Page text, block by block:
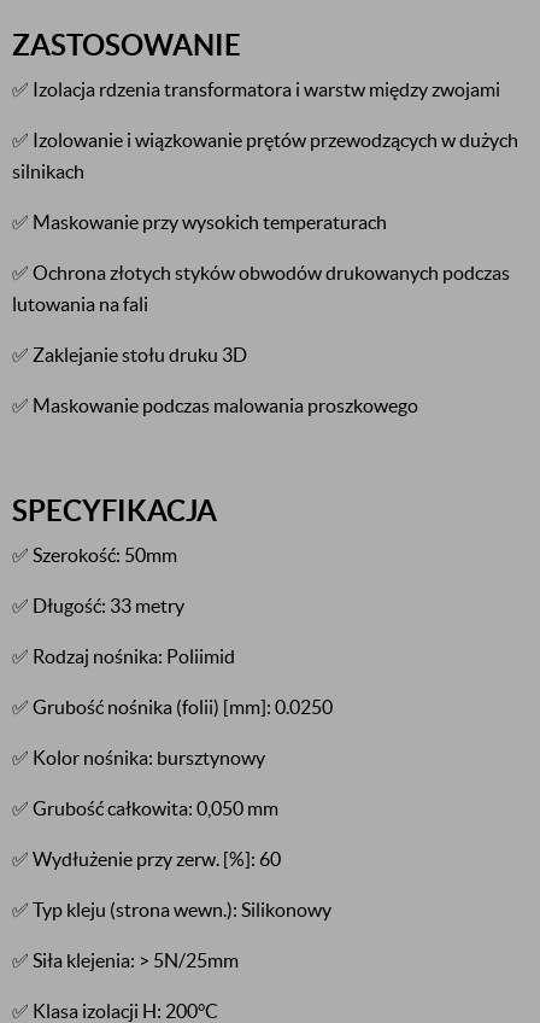
ZASTOSOWANIE
✅ Izolacja rdzenia transformatora i warstw między zwojami
✅ Izolowanie i wiązkowanie prętów przewodzących w dużych
silnikach
✅ Maskowanie przy wysokich temperaturach
✅ Ochrona złotych styków obwodów drukowanych podczas
lutowania na fali
✅ Zaklejanie stołu druku 3D
✅ Maskowanie podczas malowania proszkowego
SPECYFIKACJA
✅ Szerokość: 50mm
✅ Długość: 33 metry
✅ Rodzaj nośnika: Poliimid
✅ Grubość nośnika (folii) [mm]: 0.0250
✅ Kolor nośnika: bursztynowy
✅ Grubość całkowita: 0,050 mm
✅ Wydłużenie przy zerw. [%]: 60
✅ Typ kleju (strona wewn.): Silikonowy
✅ Siła klejenia: > 5N/25mm
✅ Klasa izolacji H: 200°C